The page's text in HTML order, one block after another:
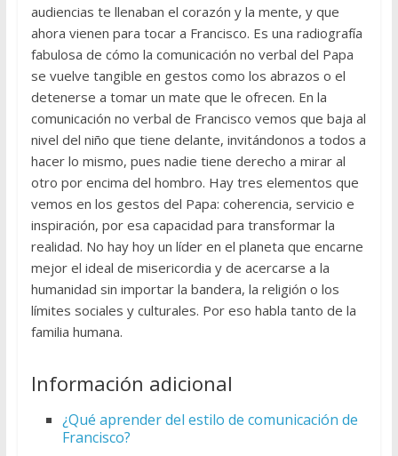
audiencias te llenaban el corazón y la mente, y que
ahora vienen para tocar a Francisco. Es una radiografía
fabulosa de cómo la comunicación no verbal del Papa
se vuelve tangible en gestos como los abrazos o el
detenerse a tomar un mate que le ofrecen. En la
comunicación no verbal de Francisco vemos que baja al
nivel del niño que tiene delante, invitándonos a todos a
hacer lo mismo, pues nadie tiene derecho a mirar al
otro por encima del hombro. Hay tres elementos que
vemos en los gestos del Papa: coherencia, servicio e
inspiración, por esa capacidad para transformar la
realidad. No hay hoy un líder en el planeta que encarne
mejor el ideal de misericordia y de acercarse a la
humanidad sin importar la bandera, la religión o los
límites sociales y culturales. Por eso habla tanto de la
familia humana.
Información adicional
¿Qué aprender del estilo de comunicación de
Francisco?